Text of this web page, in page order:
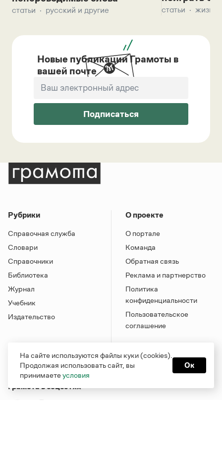
статьи русский и другие статьи жизнь
Новые публикации Грамоты в
вашей почте
Подписаться
Рубрики
Справочная служба
Словари
Справочники
Библиотека
Журнал
Учебник
Издательство
О проекте
О портале
Команда
Обратная связь
Реклама и партнерство
Политика
конфиденциальности
Пользовательское
соглашение
Грамота в соцсетях
На сайте используются файлы куки (cookies).
Продолжая использовать сайт, вы
принимаетеусловия
Ок